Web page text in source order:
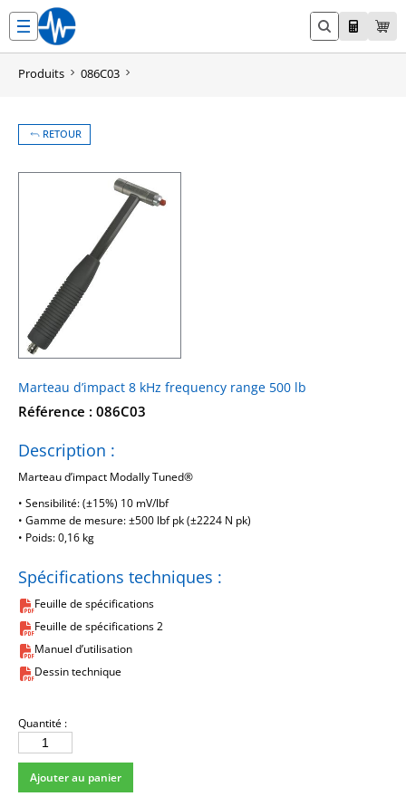
contenu
Produits 086C03
RETOUR
Marteau d’impact 8 kHz frequency range 500 lb
Référence : 086C03
Spécifications techniques :
Feuille de spécifications
Feuille de spécifications 2
Manuel d’utilisation
Dessin technique
Description :
Marteau d’impact Modally Tuned®
• Sensibilité: (±15%) 10 mV/lbf
• Gamme de mesure: ±500 lbf pk (±2224 N pk)
• Poids: 0,16 kg
Quantité :
quantité
de
086C03
Ajouter au panier